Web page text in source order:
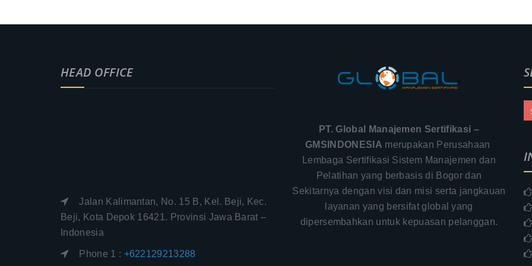
HEAD OFFICE
Jalan Kalimantan, No. 15 B, Kel. Beji, Kec.
Beji, Kota Depok 16421. Provinsi Jawa Barat –
Indonesia
Phone 1 : +622129213288
PT. Global Manajemen Sertifikasi –
GMSINDONESIA merupakan Perusahaan
Lembaga Sertifikasi Sistem Manajemen dan
Pelatihan yang berbasis di Bogor dan
Sekitarnya dengan visi dan misi serta jangkauan
layanan yang bersifat global yang
dipersembahkan untuk kepuasan pelanggan.